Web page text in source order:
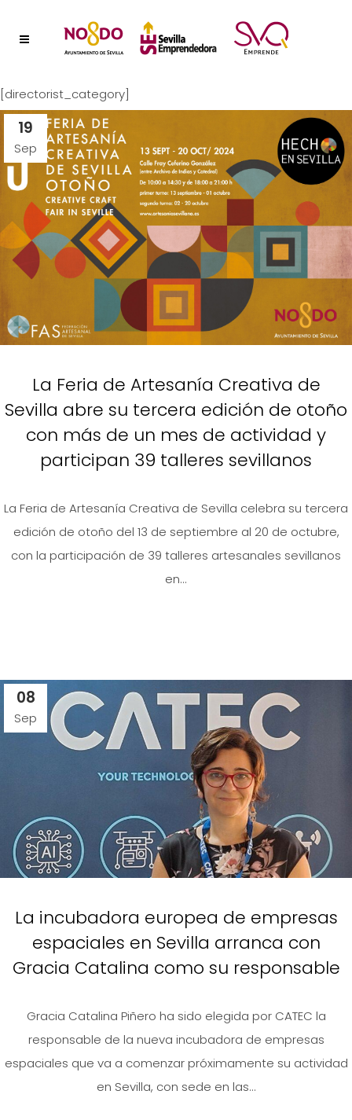
[directorist_category]
19
Sep
La Feria de Artesanía Creativa de
Sevilla abre su tercera edición de otoño
con más de un mes de actividad y
participan 39 talleres sevillanos
La Feria de Artesanía Creativa de Sevilla celebra su tercera
edición de otoño del 13 de septiembre al 20 de octubre,
con la participación de 39 talleres artesanales sevillanos
en...
08
Sep
La incubadora europea de empresas
espaciales en Sevilla arranca con
Gracia Catalina como su responsable
Gracia Catalina Piñero ha sido elegida por CATEC la
responsable de la nueva incubadora de empresas
espaciales que va a comenzar próximamente su actividad
en Sevilla, con sede en las...